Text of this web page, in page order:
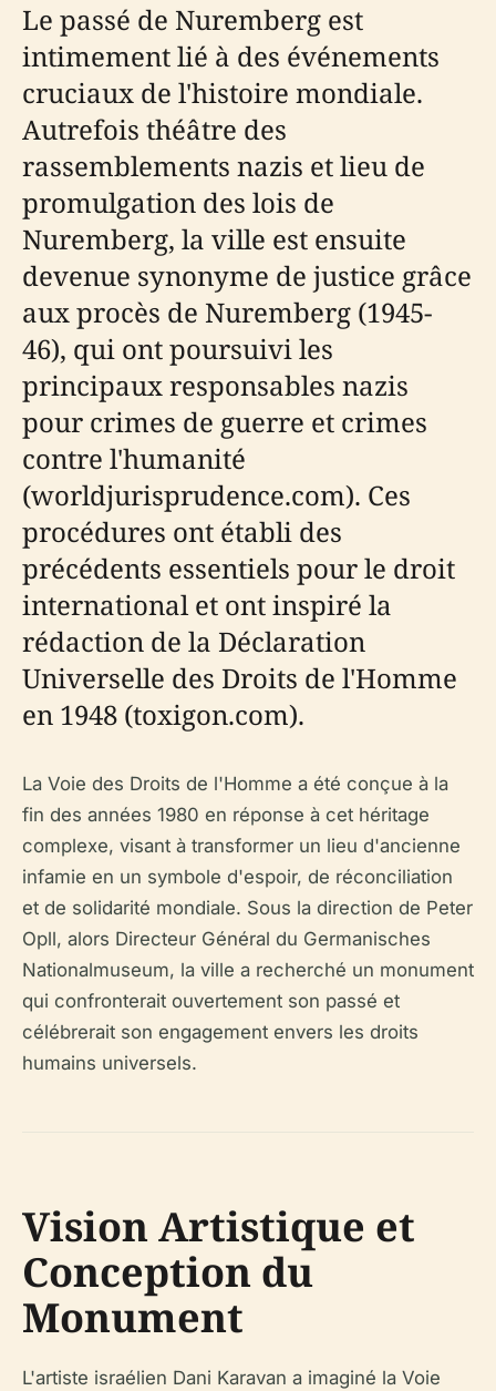
Le passé de Nuremberg est
intimement lié à des événements
cruciaux de l'histoire mondiale.
Autrefois théâtre des
rassemblements nazis et lieu de
promulgation des lois de
Nuremberg, la ville est ensuite
devenue synonyme de justice grâce
aux procès de Nuremberg (1945-
46), qui ont poursuivi les
principaux responsables nazis
pour crimes de guerre et crimes
contre l'humanité
(worldjurisprudence.com). Ces
procédures ont établi des
précédents essentiels pour le droit
international et ont inspiré la
rédaction de la Déclaration
Universelle des Droits de l'Homme
en 1948 (toxigon.com).
La Voie des Droits de l'Homme a été conçue à la
fin des années 1980 en réponse à cet héritage
complexe, visant à transformer un lieu d'ancienne
infamie en un symbole d'espoir, de réconciliation
et de solidarité mondiale. Sous la direction de Peter
Opll, alors Directeur Général du Germanisches
Nationalmuseum, la ville a recherché un monument
qui confronterait ouvertement son passé et
célébrerait son engagement envers les droits
humains universels.
Vision Artistique et
Conception du
Monument
L'artiste israélien Dani Karavan a imaginé la Voie